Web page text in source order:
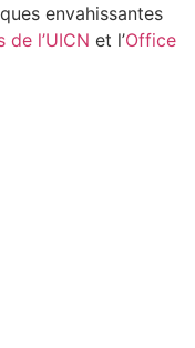
envahissantes
l’UICN et l’Office